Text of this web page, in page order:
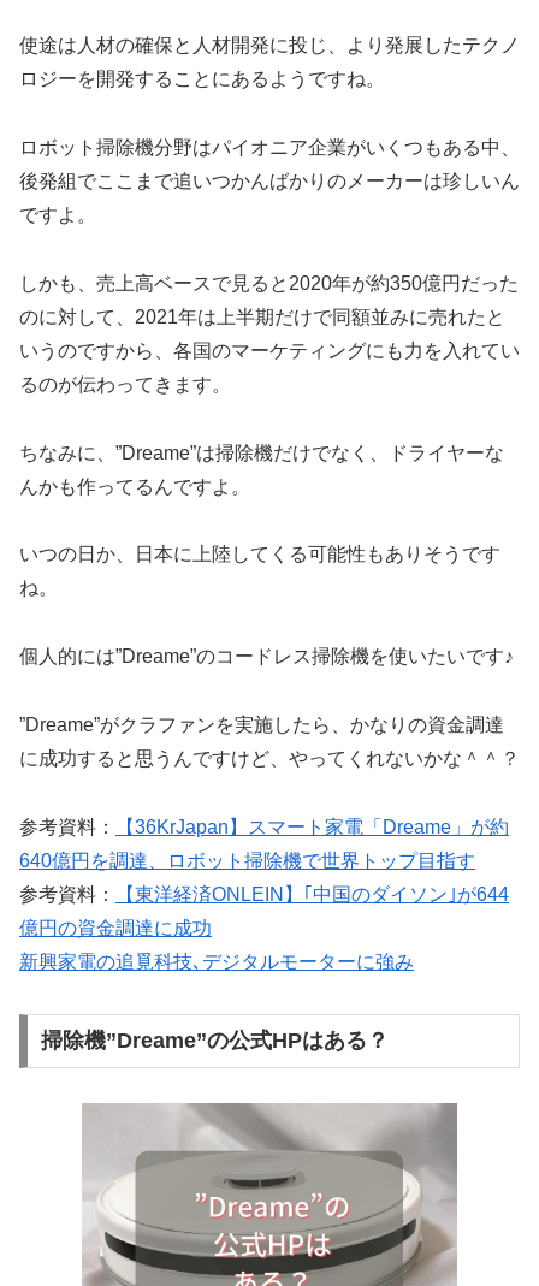
使途は人材の確保と人材開発に投じ、より発展したテクノ
ロジーを開発することにあるようですね。
ロボット掃除機分野はパイオニア企業がいくつもある中、
後発組でここまで追いつかんばかりのメーカーは珍しいん
ですよ。
しかも、売上高ベースで見ると2020年が約350億円だった
のに対して、2021年は上半期だけで同額並みに売れたと
いうのですから、各国のマーケティングにも力を入れてい
るのが伝わってきます。
ちなみに、”Dreame”は掃除機だけでなく、ドライヤーな
んかも作ってるんですよ。
いつの日か、日本に上陸してくる可能性もありそうです
ね。
個人的には”Dreame”のコードレス掃除機を使いたいです♪
”Dreame”がクラファンを実施したら、かなりの資金調達
に成功すると思うんですけど、やってくれないかな＾＾？
参考資料：
【36KrJapan】スマート家電「Dreame」が約
640億円を調達、ロボット掃除機で世界トップ目指す
参考資料：
【東洋経済ONLEIN】｢中国のダイソン｣が644
億円の資金調達に成功
新興家電の追覓科技､デジタルモーターに強み
掃除機”Dreame”の公式HPはある？